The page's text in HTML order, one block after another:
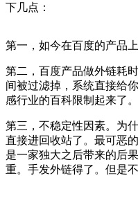
下几点：
第一，如今在百度的产品
第二，百度产品做外链耗
间被过滤掉，系统直接给
感行业的百科限制起来了。
第三，不稳定性因素。为
直接进回收站了。最可恶
是一家独大之后带来的后
重。 手发外链得了。但是